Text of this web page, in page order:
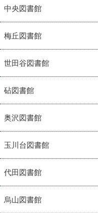
中央図書館
梅丘図書館
世田谷図書館
砧図書館
奥沢図書館
玉川台図書館
代田図書館
烏山図書館